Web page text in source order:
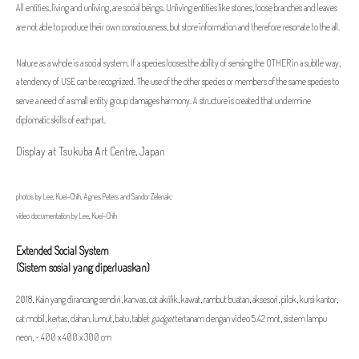
All entities, living and unliving, are social beings. Unliving entities like stones, loose branches and leaves
are not able to produce their own consciousness, but store information and therefore resonate to the all.
Nature as a whole is a social system. If a species looses the ability of sensing the OTHER in a subtle way,
a tendency of USE can be recognized. The use of the other species or members of the same species to
serve a need of a small entity group damages harmony. A structure is created that undermine
diplomatic skills of each part.
Display at Tsukuba Art Centre, Japan
photos by Lee, Kuei-Chih, Agnes Peters and Sandor Zelenak;
video documentation by Lee, Kuei-Chih
Extended Social System
(Sistem sosial yang diperluaskan)
2018, Kain yang dirancang sendiri, kanvas, cat akrilik, kawat, rambut buatan, aksesori, pilok, kursi kantor,
cat mobil, kertas, dahan, lumut, batu, tablet gadgettertanam dengan video 5.42 mnt, sistem lampu
neon, ~ 400 x 400 x 300 cm